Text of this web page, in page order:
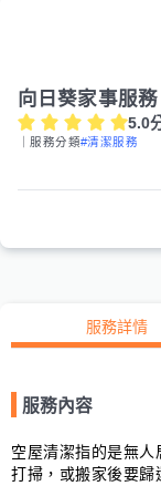
向日葵家事服務
5.0
｜服務分類#清潔服務
服務詳情
服務內容
空屋清潔指的是無
打掃，或搬家後要歸